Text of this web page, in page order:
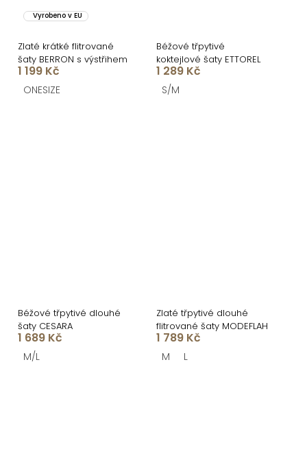
Vyrobeno v EU
Zlaté krátké flitrované
šaty BERRON s výstřihem
1 199 Kč
ONESIZE
Béžové třpytivé
koktejlové šaty ETTOREL
1 289 Kč
S/M
Béžové třpytivé dlouhé
šaty CESARA
1 689 Kč
M/L
Zlaté třpytivé dlouhé
flitrované šaty MODEFLAH
1 789 Kč
M L